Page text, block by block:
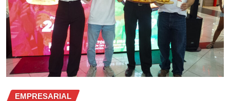
EMPRESARIAL